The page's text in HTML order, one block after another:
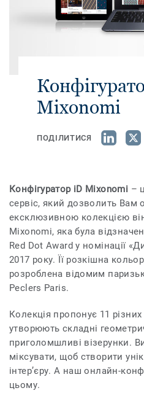
Mixonomi
ПОДІЛИТИСЯ
Конфігуратор iD Mixonomi –
сервіс, який дозволить Вам
ексклюзивною колекцією
Mixonomi, яка була
Red Dot Award у номінації
2017 року. Її розкішна
розроблена відомим
Peclers Paris.
Колекція пропонує 11
утворюють складні
приголомшливі візерунки.
міксувати, щоб створити
інтер’єру. А наш онлайн-
цьому.